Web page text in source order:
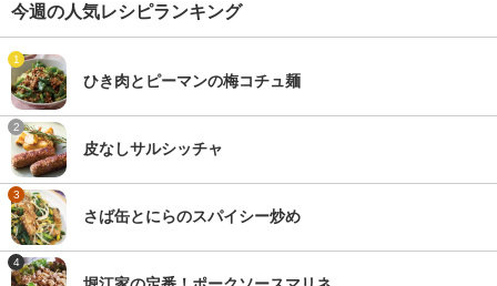
今週の人気レシピランキング
1
ひき肉とピーマンの梅コチュ麺
2
皮なしサルシッチャ
3
さば缶とにらのスパイシー炒め
4